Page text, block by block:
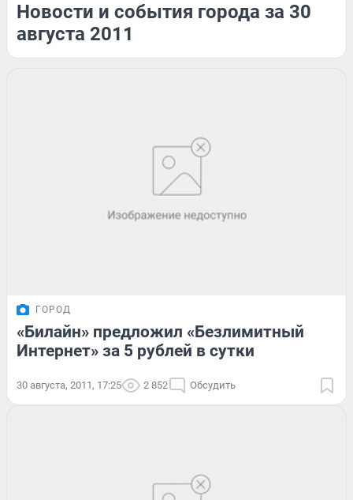
Новости и события города за 30
августа 2011
ГОРОД
«Билайн» предложил «Безлимитный
Интернет» за 5 рублей в сутки
30 августа, 2011, 17:25 2 852 Обсудить